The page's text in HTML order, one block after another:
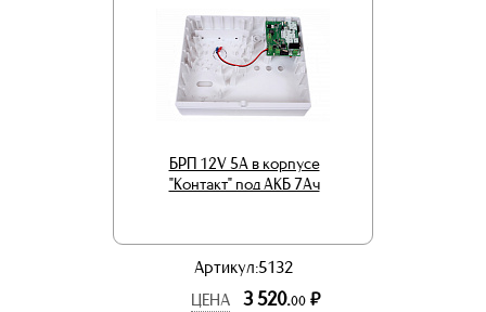
БРП 12V 5А в корпусе
"Контакт" под АКБ 7Aч
Артикул:5132
ЦЕНА
3 520.00 р.